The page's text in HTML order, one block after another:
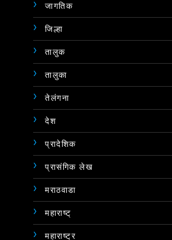
जागतिक
जिल्हा
तालुक
तालुका
तेलंगना
देश
प्रादेशिक
प्रासंगिक लेख
मराठवाडा
महाराष्ट्
महाराष्ट्र